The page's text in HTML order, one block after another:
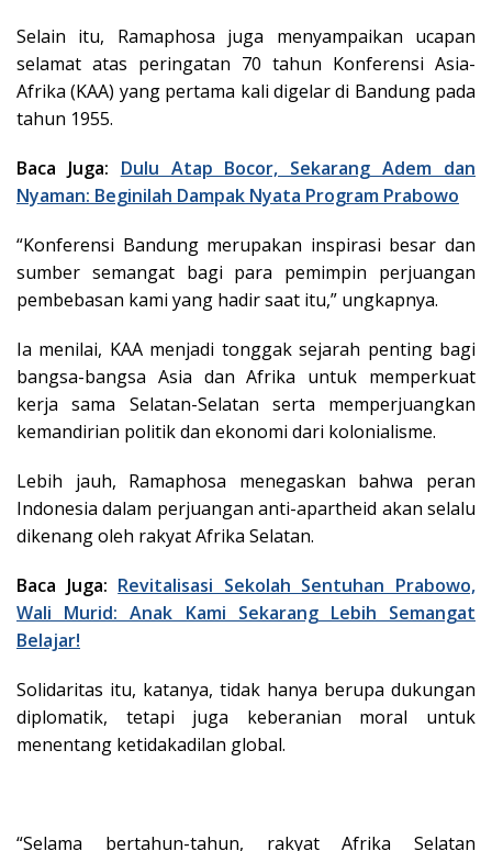
Selain itu, Ramaphosa juga menyampaikan ucapan
selamat atas peringatan 70 tahun Konferensi Asia-
Afrika (KAA) yang pertama kali digelar di Bandung pada
tahun 1955.
Baca Juga: Dulu Atap Bocor, Sekarang Adem dan
Nyaman: Beginilah Dampak Nyata Program Prabowo
“Konferensi Bandung merupakan inspirasi besar dan
sumber semangat bagi para pemimpin perjuangan
pembebasan kami yang hadir saat itu,” ungkapnya.
Ia menilai, KAA menjadi tonggak sejarah penting bagi
bangsa-bangsa Asia dan Afrika untuk memperkuat
kerja sama Selatan-Selatan serta memperjuangkan
kemandirian politik dan ekonomi dari kolonialisme.
Lebih jauh, Ramaphosa menegaskan bahwa peran
Indonesia dalam perjuangan anti-apartheid akan selalu
dikenang oleh rakyat Afrika Selatan.
Baca Juga: Revitalisasi Sekolah Sentuhan Prabowo,
Wali Murid: Anak Kami Sekarang Lebih Semangat
Belajar!
Solidaritas itu, katanya, tidak hanya berupa dukungan
diplomatik, tetapi juga keberanian moral untuk
menentang ketidakadilan global.
“Selama bertahun-tahun, rakyat Afrika Selatan